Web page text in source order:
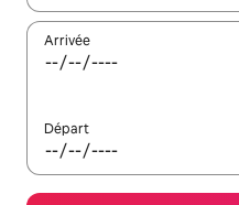
Arrivée
Départ